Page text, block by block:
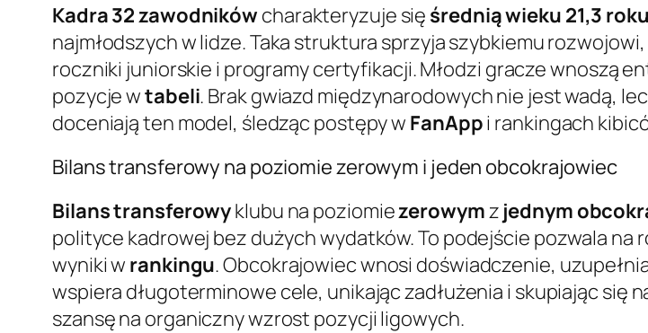
Kadra 32 zawodników charakteryzuje się średnią wieku 21,3 roku
najmłodszych w lidze. Taka struktura sprzyja szybkiemu
roczniki juniorskie i programy certyfikacji. Młodzi gracze wnoszą
pozycje wtabeli. Brak gwiazd międzynarodowych nie jest wadą,
doceniają ten model, śledząc postępy w FanAppi rankingach
Bilans transferowy na poziomie zerowym i jeden obcokrajowiec
Bilans transferowyklubu na poziomiezerowymz jednym
polityce kadrowej bez dużych wydatków. To podejście pozwala
wyniki w rankingu. Obcokrajowiec wnosi doświadczenie,
wspiera długoterminowe cele, unikając zadłużenia i skupiając się
szansę na organiczny wzrost pozycji ligowych.